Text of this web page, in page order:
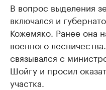
В вопрос выделения
включался и
Кожемяко. Ранее она
военного
связывался с
Шойгу и просил
участка.